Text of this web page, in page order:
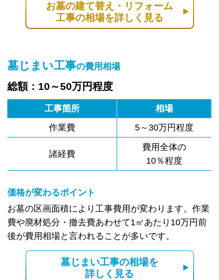
お墓の建て替え・リフォーム
工事の相場を詳しく見る
墓じまい工事の費用相場
総額：10～50万円程度
工事箇所
相場
作業費
5～30万円程度
諸経費
費用全体の
10％程度
価格が変わるポイント
お墓の区画面積により工事費用が変わります。作業
費や廃材処分・撤去費あわせて1㎡あたり10万円前
後が費用相場と言われることが多いです。
墓じまい工事の相場を
詳しく見る